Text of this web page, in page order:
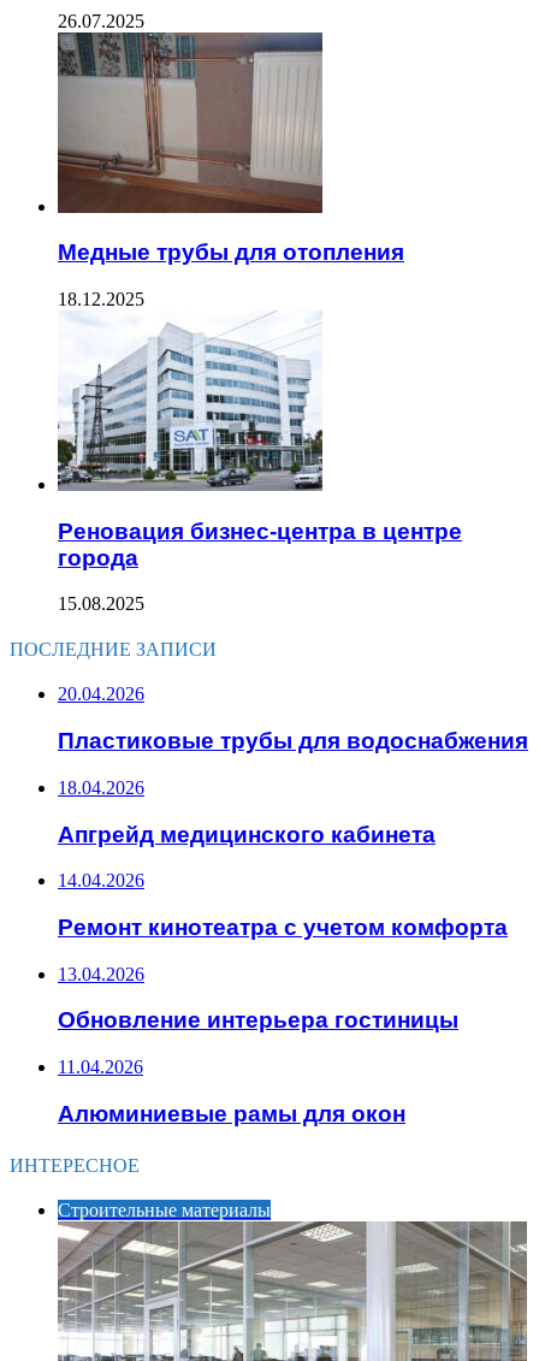
26.07.2025
Медные трубы для отопления
18.12.2025
Реновация бизнес-центра в центре
города
15.08.2025
ПОСЛЕДНИЕ ЗАПИСИ
20.04.2026
Пластиковые трубы для водоснабжения
18.04.2026
Апгрейд медицинского кабинета
14.04.2026
Ремонт кинотеатра с учетом комфорта
13.04.2026
Обновление интерьера гостиницы
11.04.2026
Алюминиевые рамы для окон
ИНТЕРЕСНОЕ
Строительные материалы